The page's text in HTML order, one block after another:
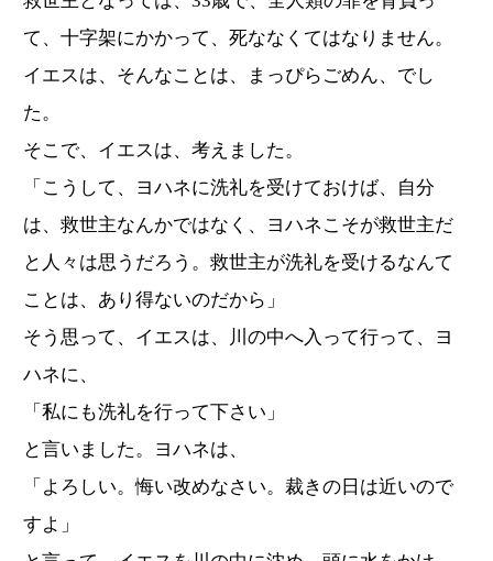
て、十字架にかかって、死ななくてはなりません。
イエスは、そんなことは、まっぴらごめん、でし
た。
そこで、イエスは、考えました。
「こうして、ヨハネに洗礼を受けておけば、自分
は、救世主なんかではなく、ヨハネこそが救世主だ
と人々は思うだろう。救世主が洗礼を受けるなんて
ことは、あり得ないのだから」
そう思って、イエスは、川の中へ入って行って、ヨ
ハネに、
「私にも洗礼を行って下さい」
と言いました。ヨハネは、
「よろしい。悔い改めなさい。裁きの日は近いので
すよ」